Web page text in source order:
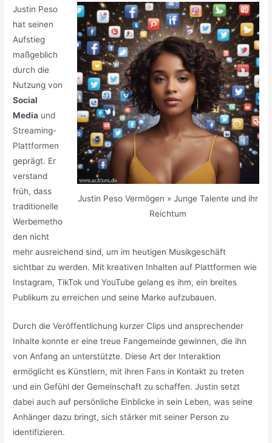
Justin Peso Vermögen » Junge Talente und ihr
Reichtum
Justin Peso
hat seinen
Aufstieg
maßgeblich
durch die
Nutzung von
Social
Media und
Streaming-
Plattformen
geprägt. Er
verstand
früh, dass
traditionelle
Werbemetho
den nicht
mehr ausreichend sind, um im heutigen Musikgeschäft
sichtbar zu werden. Mit kreativen Inhalten auf Plattformen wie
Instagram, TikTok und YouTube gelang es ihm, ein breites
Publikum zu erreichen und seine Marke aufzubauen.
Durch die Veröffentlichung kurzer Clips und ansprechender
Inhalte konnte er eine treue Fangemeinde gewinnen, die ihn
von Anfang an unterstützte. Diese Art der Interaktion
ermöglicht es Künstlern, mit ihren Fans in Kontakt zu treten
und ein Gefühl der Gemeinschaft zu schaffen. Justin setzt
dabei auch auf persönliche Einblicke in sein Leben, was seine
Anhänger dazu bringt, sich stärker mit seiner Person zu
identifizieren.